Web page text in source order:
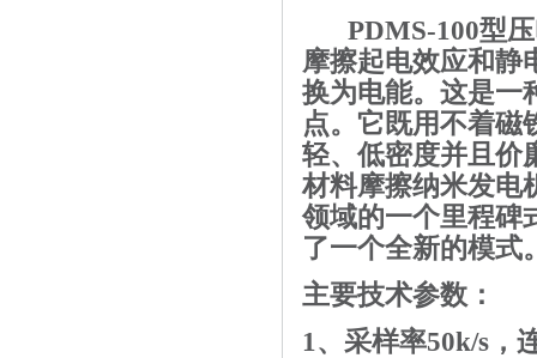
PDMS-100型
摩擦起电效应和静
换为电能。这是一
点。它既用不着磁
轻、低密度并且价
材料摩擦纳米发电
领域的一个里程碑
了一个全新的模式
主要技术参数：
1、采样率50k/s ，